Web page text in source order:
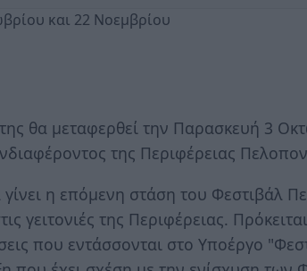
και 22 Νοεμβρίου
θα μεταφερθεί την Παρασκευή 3
της Περιφέρειας
γίνει η επόμενη στάση του Φεστιβάλ
γειτονιές της Περιφέρειας.
που εντάσσονται στο Υποέργο